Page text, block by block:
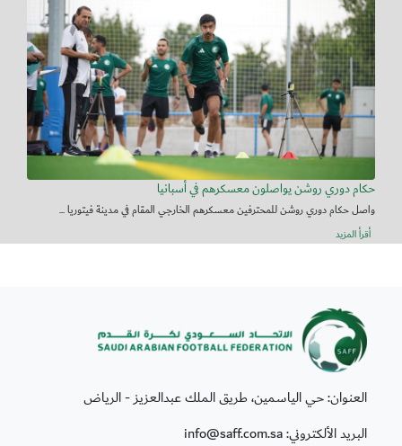
حكام دوري روشن يواصلون معسكرهم في أسبانيا
واصل حكام دوري روشن للمحترفين معسكرهم الخارجي المقام في مدينة فيتوريا ...
أقرأ المزيد
العنوان: حي الياسمين، طريق الملك عبدالعزيز - الرياض
البريد الألكتروني: info@saff.com.sa